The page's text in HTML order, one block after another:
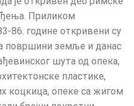
Приликом
86. године откривени су
површини земље и данас
шута од опека,
пластике,
коцкица, опеке са жигом